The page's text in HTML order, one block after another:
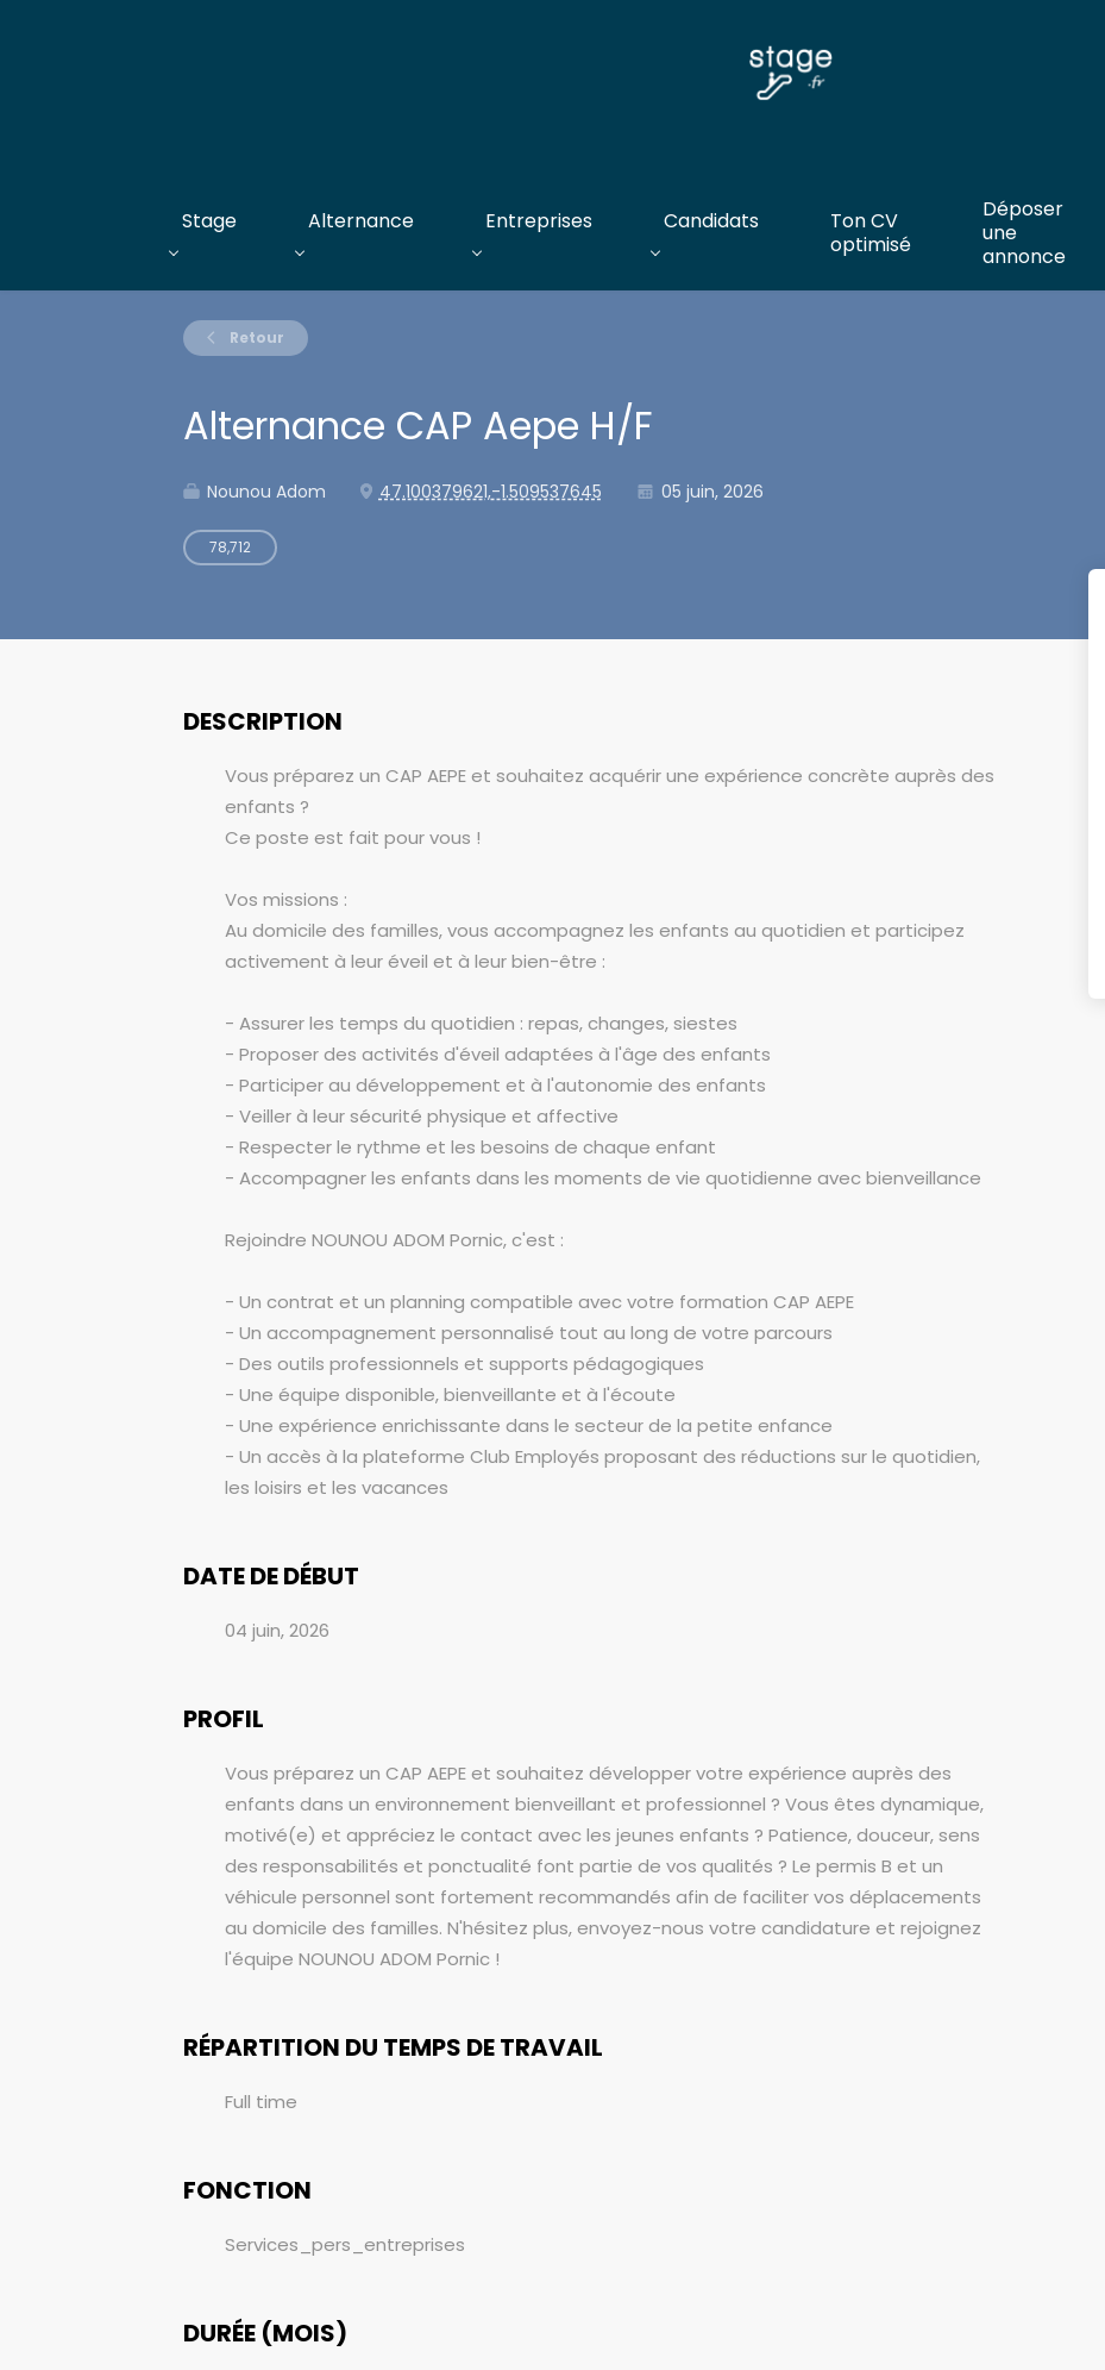
Stage Alternance Entreprises Candidats
Ton CV
optimisé
Déposer
une
annonce
Retour
Alternance CAP Aepe H/F
Nounou Adom 47.100379621,-1.509537645 05 juin, 2026
78,712
DESCRIPTION
Vous préparez un CAP AEPE et souhaitez acquérir une expérience concrète auprès des
enfants ?
Ce poste est fait pour vous !
Vos missions :
Au domicile des familles, vous accompagnez les enfants au quotidien et participez
activement à leur éveil et à leur bien-être :
- Assurer les temps du quotidien : repas, changes, siestes
- Proposer des activités d'éveil adaptées à l'âge des enfants
- Participer au développement et à l'autonomie des enfants
- Veiller à leur sécurité physique et affective
- Respecter le rythme et les besoins de chaque enfant
- Accompagner les enfants dans les moments de vie quotidienne avec bienveillance
Rejoindre NOUNOU ADOM Pornic, c'est :
- Un contrat et un planning compatible avec votre formation CAP AEPE
- Un accompagnement personnalisé tout au long de votre parcours
- Des outils professionnels et supports pédagogiques
- Une équipe disponible, bienveillante et à l'écoute
- Une expérience enrichissante dans le secteur de la petite enfance
- Un accès à la plateforme Club Employés proposant des réductions sur le quotidien,
les loisirs et les vacances
DATE DE DÉBUT
04 juin, 2026
PROFIL
Vous préparez un CAP AEPE et souhaitez développer votre expérience auprès des
enfants dans un environnement bienveillant et professionnel ? Vous êtes dynamique,
motivé(e) et appréciez le contact avec les jeunes enfants ? Patience, douceur, sens
des responsabilités et ponctualité font partie de vos qualités ? Le permis B et un
véhicule personnel sont fortement recommandés afin de faciliter vos déplacements
au domicile des familles. N'hésitez plus, envoyez-nous votre candidature et rejoignez
l'équipe NOUNOU ADOM Pornic !
RÉPARTITION DU TEMPS DE TRAVAIL
Full time
FONCTION
Services_pers_entreprises
DURÉE (MOIS)